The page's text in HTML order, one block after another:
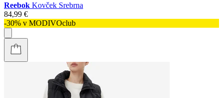
Reebok Kovček Srebrna
84,99 €
-30% v MODIVOclub